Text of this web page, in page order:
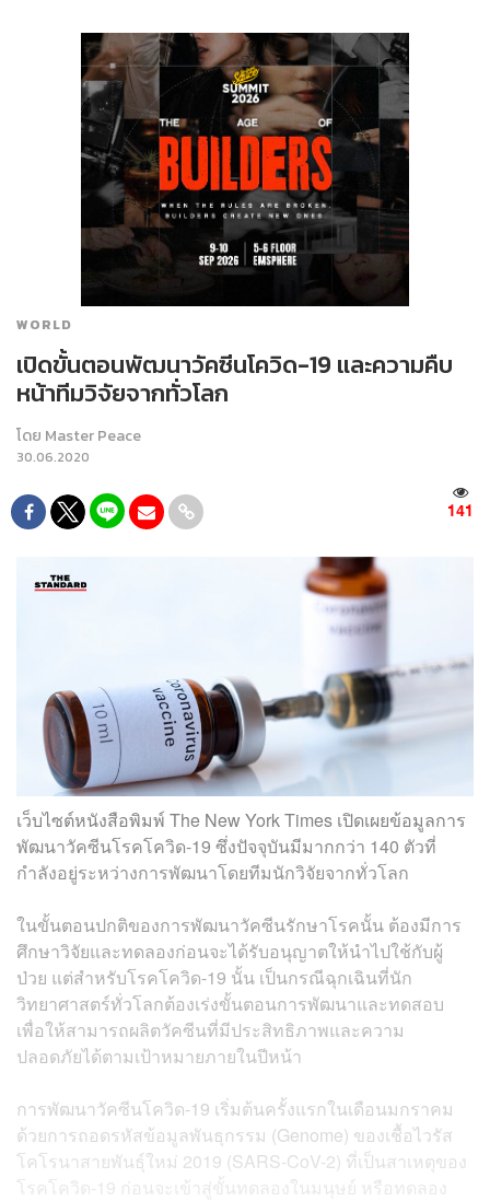
WORLD
เปิดขั้นตอนพัฒนาวัคซีนโควิด-19 และความคืบ
หน้าทีมวิจัยจากทั่วโลก
โดย Master Peace
30.06.2020
141
เว็บไซต์หนังสือพิมพ์ The New York Times เปิดเผยข้อมูลการ
พัฒนาวัคซีนโรคโควิด-19 ซึ่งปัจจุบันมีมากกว่า 140 ตัวที่
กำลังอยู่ระหว่างการพัฒนาโดยทีมนักวิจัยจากทั่วโลก
ในขั้นตอนปกติของการพัฒนาวัคซีนรักษาโรคนั้น ต้องมีการ
ศึกษาวิจัยและทดลองก่อนจะได้รับอนุญาตให้นำไปใช้กับผู้
ป่วย แต่สำหรับโรคโควิด-19 นั้น เป็นกรณีฉุกเฉินที่นัก
วิทยาศาสตร์ทั่วโลกต้องเร่งขั้นตอนการพัฒนาและทดสอบ
เพื่อให้สามารถผลิตวัคซีนที่มีประสิทธิภาพและความ
ปลอดภัยได้ตามเป้าหมายภายในปีหน้า
การพัฒนาวัคซีนโควิด-19 เริ่มต้นครั้งแรกในเดือนมกราคม
ด้วยการถอดรหัสข้อมูลพันธุกรรม (Genome) ของเชื้อไวรัส
โคโรนาสายพันธุ์ใหม่ 2019 (SARS-CoV-2) ที่เป็นสาเหตุของ
โรคโควิด-19 ก่อนจะเข้าสู่ขั้นทดลองในมนุษย์ หรือทดลอง